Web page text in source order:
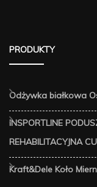
PRODUKTY
Odżywka białkowa
INSPORTLINE
REHABILITACYJNA
Kraft&Dele Koło